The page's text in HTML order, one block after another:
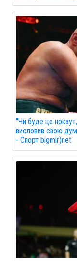
"Чи буде це
висловив свою
- Спорт bigmir)net